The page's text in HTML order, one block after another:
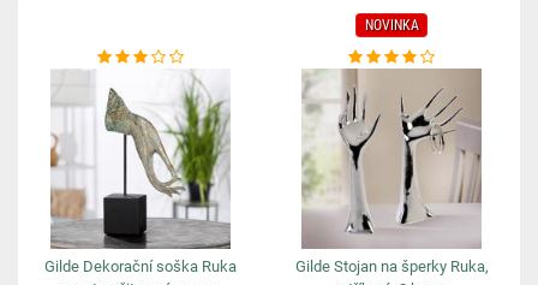
Gilde Dekorační soška Ruka
NOVINKA
Gilde Stojan na šperky Ruka,